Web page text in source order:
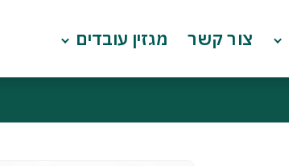
צור קשר מגזין עובדים